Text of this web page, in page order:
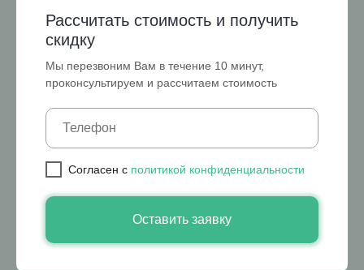
Рассчитать стоимость и получить
скидку
Мы перезвоним Вам в течение 10 минут,
проконсультируем и рассчитаем стоимость
Cогласен с политикой конфиденциальности
Оставить заявку